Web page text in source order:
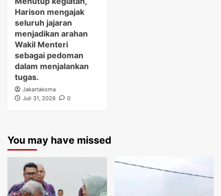
Harison mengajak
seluruh jajaran
menjadikan arahan
Wakil Menteri
sebagai pedoman
dalam menjalankan
tugas.
Jakartakoma
Juli 31, 2026
0
You may have missed